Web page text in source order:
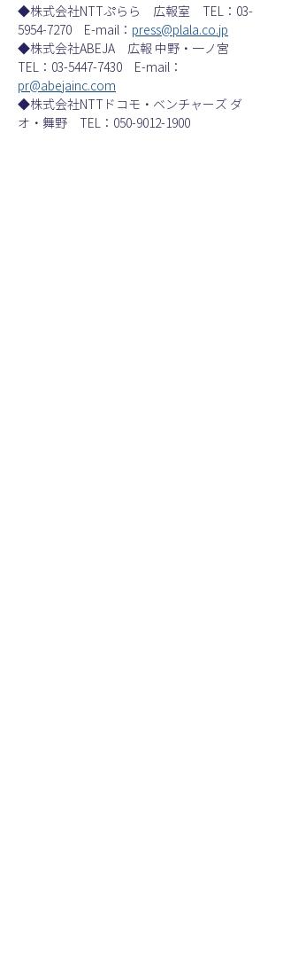
◆株式会社NTTぷらら　広報室　TEL：03-
5954-7270　E-mail： press@plala.co.jp
◆株式会社ABEJA　広報 中野・一ノ宮
TEL：03-5447-7430　E-mail：
pr@abejainc.com
◆株式会社NTTドコモ・ベンチャーズ ダ
オ・舞野　TEL：050-9012-1900